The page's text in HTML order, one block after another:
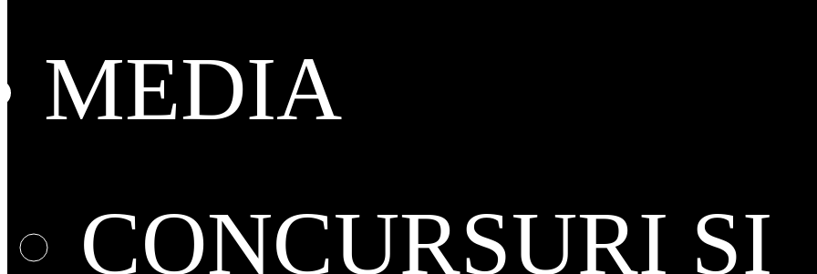
MEDIA
CONCURSURI ȘI